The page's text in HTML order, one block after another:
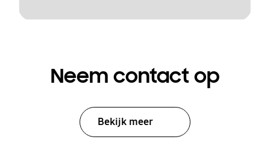
Neem contact op
Bekijk meer